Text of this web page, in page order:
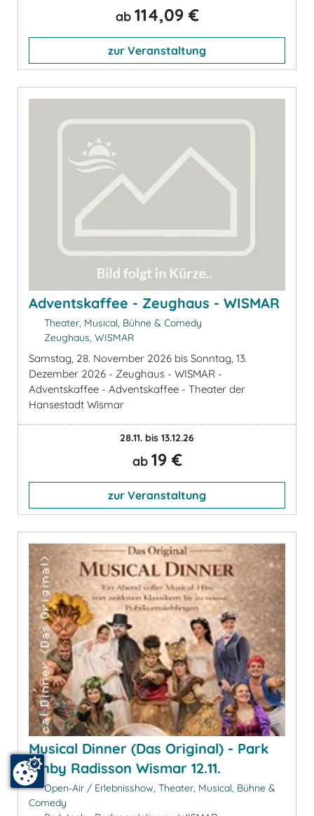
ab 114,09 €
zur Veranstaltung
Adventskaffee - Zeughaus - WISMAR
Theater, Musical, Bühne & Comedy
Zeughaus, WISMAR
Samstag, 28. November 2026 bis Sonntag, 13.
Dezember 2026 - Zeughaus - WISMAR -
Adventskaffee - Adventskaffee - Theater der
Hansestadt Wismar
28.11. bis 13.12.26
ab 19 €
zur Veranstaltung
Musical Dinner (Das Original) - Park
Innby Radisson Wismar 12.11.
Open-Air / Erlebnisshow, Theater, Musical, Bühne &
Comedy